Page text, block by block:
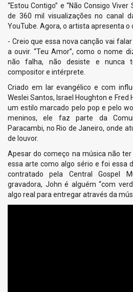
“Estou Contigo” e “Não Consigo
de 360 mil visualizações no canal
YouTube. Agora, o artista apresenta o
- Creio que essa nova canção vai
a ouvir. “Teu Amor”, como o nome
não falha, não desiste e nunca
compositor e intérprete.
Criado em lar evangélico e com
Weslei Santos, Israel Houghton e
um estilo marcado pelo pop e pelo
meninos, ele faz parte da
Paracambi, no Rio de Janeiro, onde
de louvor.
Apesar do começo na música não
essa arte como algo sério e foi essa
contratado pela Central Gospel
gravadora, John é alguém “com
algo real para entregar através da